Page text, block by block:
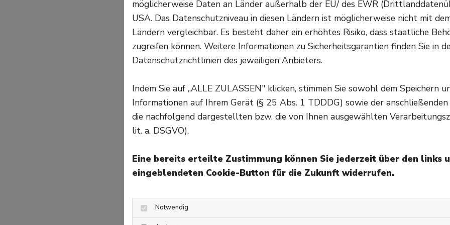
mithilfe der ABCDE-Regel erkennen:
Asymmetrie
: Gesunde Muttermale sind meist
Begrenzung: Ein Muttermal sollte einen klaren Rand
auf Hautkrebs hindeuten.
: Weist ein Muttermal mehrere
Durchmesser: Ein Muttermal sollte an der breitesten
können auch kleiner sein.
Erhabenheit: Wenn das Muttermal mehr als einen
Veränderungen
werden
möglicherweise Daten an Länder außerhalb der EU/ des EWR
USA. Das Datenschutzniveau in diesen Ländern ist möglicherweise nicht mit
Ländern vergleichbar. Es besteht daher ein erhöhtes Risiko, dass staatliche
zugreifen können. Weitere Informationen zu Sicherheitsgarantien finden Sie in
Datenschutzrichtlinien des jeweiligen Anbieters.
Indem Sie auf „ALLE ZULASSEN" klicken, stimmen Sie sowohl dem Speichern
Informationen auf Ihrem Gerät (§ 25 Abs. 1 TDDDG) sowie der
die nachfolgend dargestellten bzw. die von Ihnen ausgewählten
lit. a. DSGVO).
Eine bereits erteilte Zustimmung können Sie jederzeit über den links
eingeblendeten Cookie-Button für die Zukunft widerrufen.
Notwendig